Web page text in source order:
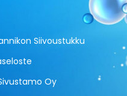
Siivoustukku
Oy